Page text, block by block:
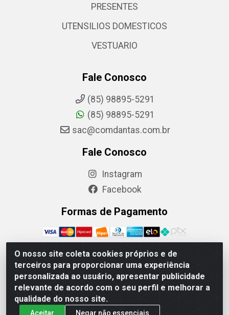
O nosso site coleta cookies próprios e de
terceiros para proporcionar uma experiência
personalizada ao usuário, apresentar publicidade
relevante de acordo com o seu perfil e melhorar a
qualidade do nosso site.
Aceitar Negar não essenciais
PRESENTES
UTENSILIOS DOMESTICOS
VESTUARIO
Fale Conosco
(85) 98895-5291
(85) 98895-5291
sac@comdantas.com.br
Fale Conosco
Instagram
Facebook
Formas de Pagamento
Rafael & Dantas LTDA - Rua Floriano Peixoto, 137-
Centro, CEP: 60025-130 | CNPJ: 02.884.314/0001-20